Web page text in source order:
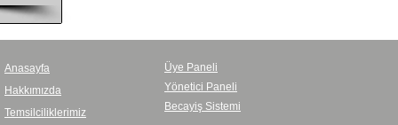
Anasayfa
Hakkımızda
Temsilciliklerimiz
Üye Paneli
Yönetici Paneli
Becayiş Sistemi